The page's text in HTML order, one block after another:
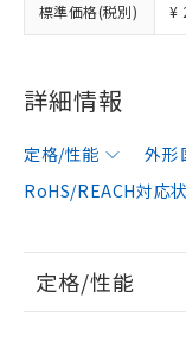
標準価格(税別) ¥
詳細情報
定格/性能 外形
RoHS/REACH対応
定格/性能